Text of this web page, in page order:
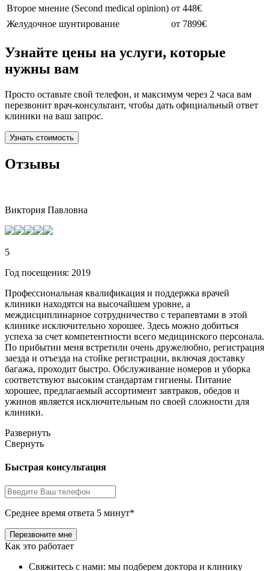
Второе мнение (Second medical opinion) от 448€
Желудочное шунтирование
от 7899€
Узнайте цены на услуги, которые
нужны вам
Просто оставьте свой телефон, и максимум через 2 часа вам
перезвонит врач-консультант, чтобы дать официальный ответ
клиники на ваш запрос.
Узнать стоимость
Отзывы
Виктория Павловна
5
Год посещения: 2019
Профессиональная квалификация и поддержка врачей
клиники находятся на высочайшем уровне, а
междисциплинарное сотрудничество с терапевтами в этой
клинике исключительно хорошее. Здесь можно добиться
успеха за счет компетентности всего медицинского персонала.
По прибытии меня встретили очень дружелюбно, регистрация
заезда и отъезда на стойке регистрации, включая доставку
багажа, проходит быстро. Обслуживание номеров и уборка
соответствуют высоким стандартам гигиены. Питание
хорошее, предлагаемый ассортимент завтраков, обедов и
ужинов является исключительным по своей сложности для
клиники.
Развернуть
Свернуть
Быстрая консультация
Среднее время ответа 5 минут*
Как это работает
Свяжитесь с нами: мы подберем доктора и клинику